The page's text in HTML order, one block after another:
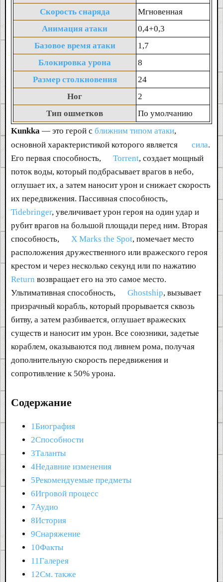
Скорость снаряда
Мгновенная
Анимация атаки
0,4+0,3
Базовое время атаки
1,7
Блокировка урона
8
Размер столкновения
24
Ног
2
Тип ошметков
По умолчанию
Kunkka — это герой с ближним типом атаки,
основной характеристикой которого является
сила.
Его первая способность,
Torrent, создает мощный
поток воды, который подбрасывает врагов в небо,
оглушает их, а затем наносит урон и снижает скорость
их передвижения. Пассивная способность,
Tidebringer, увеличивает урон героя на один удар и
рубит врагов на большой площади перед ним. Вторая
способность,
X Marks the Spot, помечает место
расположения дружественного или вражеского героя
крестом и через несколько секунд или по нажатию
Return возвращает его на это самое место.
Ультимативная способность,
Ghostship, вызывает
призрачный корабль, который прорывается сквозь
битву, а затем разбивается, оглушает вражеских
существ и наносит им урон. Все союзники, задетые
кораблем, оказываются под ливнем рома, получая
дополнительную скорость передвижения и
сопротивление к 50% урона.
Содержание
1Биография
2Способности
3Таланты
4Недавние изменения
5Рекомендуемые предметы
6Игровой процесс
7Аудио
8История
9Снаряжение
10Факты
11Галерея
12См. также